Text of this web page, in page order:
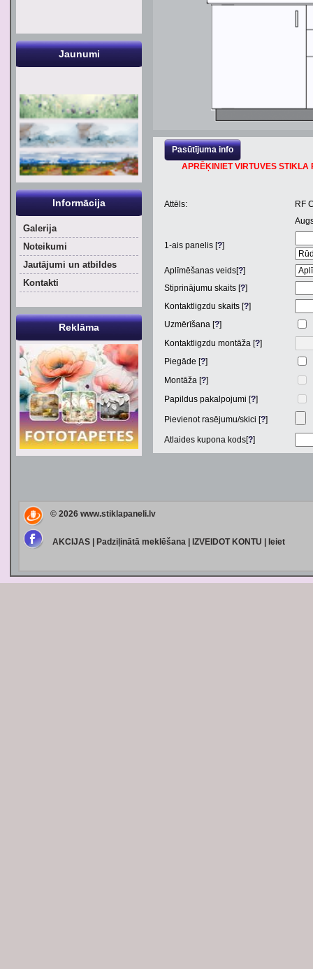
Pasūtījuma info
APRĒĶINIET VIRTUVES
Attēls:
RF
1-ais panelis [?]
Aplīmēšanas veids[?]
Stiprinājumu skaits [?]
Kontaktligzdu skaits [?]
Uzmērīšana [?]
Kontaktligzdu montāža [?]
Piegāde [?]
Montāža [?]
Papildus pakalpojumi [?]
Pievienot rasējumu/skici [?]
Atlaides kupona kods[?]
Jaunumi
Informācija
Galerija
Noteikumi
Jautājumi un atbildes
Kontakti
Reklāma
© 2026 www.stiklapaneli.lv
AKCIJAS| Padziļinātā meklēšana| IZVEIDOT KONTU Ieiet